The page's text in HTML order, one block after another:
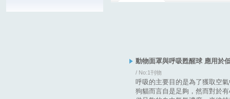
動物面罩與呼吸甦醒球 應用於
/ No:1刊物
呼吸的主要目的是為了獲取空
狗貓而言自是足夠，然而對於